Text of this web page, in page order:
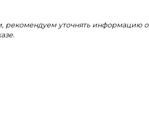
рекомендуем уточнять информацию о